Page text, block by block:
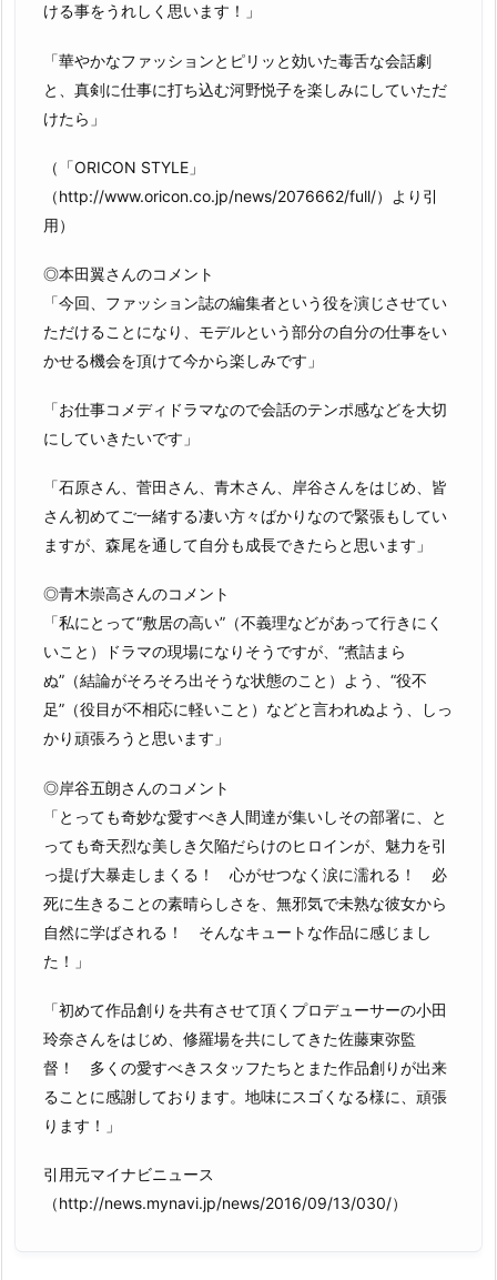
ける事をうれしく思います！」
「華やかなファッションとピリッと効いた毒舌な会話劇
と、真剣に仕事に打ち込む河野悦子を楽しみにしていただ
けたら」
（「ORICON STYLE」
（http://www.oricon.co.jp/news/2076662/full/）より引
用）
◎本田翼さんのコメント
「今回、ファッション誌の編集者という役を演じさせてい
ただけることになり、モデルという部分の自分の仕事をい
かせる機会を頂けて今から楽しみです」
「お仕事コメディドラマなので会話のテンポ感などを大切
にしていきたいです」
「石原さん、菅田さん、青木さん、岸谷さんをはじめ、皆
さん初めてご一緒する凄い方々ばかりなので緊張もしてい
ますが、森尾を通して自分も成長できたらと思います」
◎青木崇高さんのコメント
「私にとって“敷居の高い”（不義理などがあって行きにく
いこと）ドラマの現場になりそうですが、“煮詰まら
ぬ”（結論がそろそろ出そうな状態のこと）よう、“役不
足”（役目が不相応に軽いこと）などと言われぬよう、しっ
かり頑張ろうと思います」
◎岸谷五朗さんのコメント
「とっても奇妙な愛すべき人間達が集いしその部署に、と
っても奇天烈な美しき欠陥だらけのヒロインが、魅力を引
っ提げ大暴走しまくる！ 心がせつなく涙に濡れる！ 必
死に生きることの素晴らしさを、無邪気で未熟な彼女から
自然に学ばされる！ そんなキュートな作品に感じまし
た！」
「初めて作品創りを共有させて頂くプロデューサーの小田
玲奈さんをはじめ、修羅場を共にしてきた佐藤東弥監
督！ 多くの愛すべきスタッフたちとまた作品創りが出来
ることに感謝しております。地味にスゴくなる様に、頑張
ります！」
引用元マイナビニュース
（http://news.mynavi.jp/news/2016/09/13/030/）